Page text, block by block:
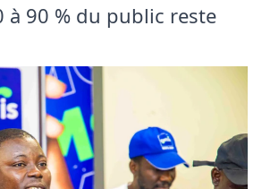
à 90 % du public reste